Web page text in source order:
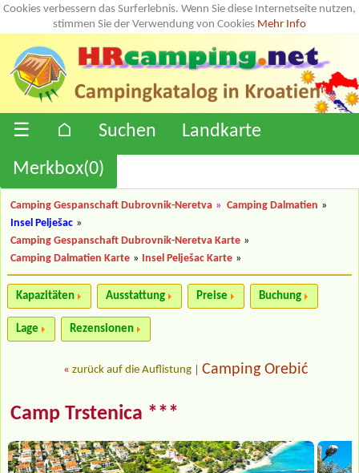
Cookies verbessern das Surferlebnis. Wenn Sie diese Internetseite nutzen,
stimmen Sie der Verwendung von Cookies Mehr Info
☰ ⌂ Suchen
Landkarte
Merkbox(0)
Camping Gespanschaft Dubrovnik-Neretva » Camping Dalmatien »
Insel Pelješac »
Camping Gespanschaft Dubrovnik-Neretva Karte »
Camping Dalmatien Karte » Insel Pelješac Karte »
Kapazitäten Ausstattung Preise Buchung
Lage Rezensionen
« zurück auf die Auflistung Camping Orebić
Camp Trstenica ***